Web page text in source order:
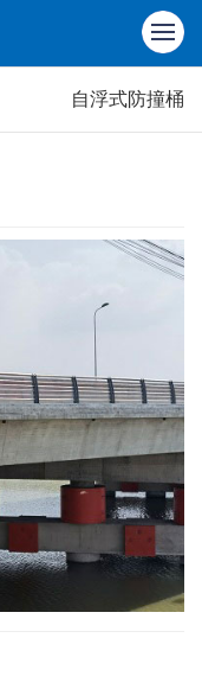
自浮式防撞桶